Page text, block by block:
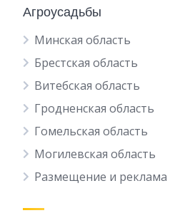
Агроусадьбы
Минская область
Брестская область
Витебская область
Гродненская область
Гомельская область
Могилевская область
Размещение и реклама